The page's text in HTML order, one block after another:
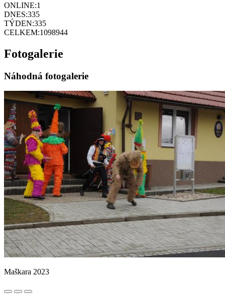
ONLINE:1
DNES:335
TÝDEN:335
CELKEM:1098944
Fotogalerie
Náhodná fotogalerie
Maškara 2023